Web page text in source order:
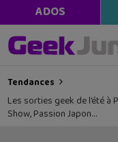
ADOS
Tendances
Les sorties geek de l’été à
Show, Passion Japon…